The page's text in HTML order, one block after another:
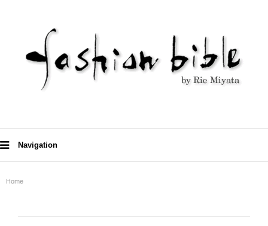
Navigation
Home